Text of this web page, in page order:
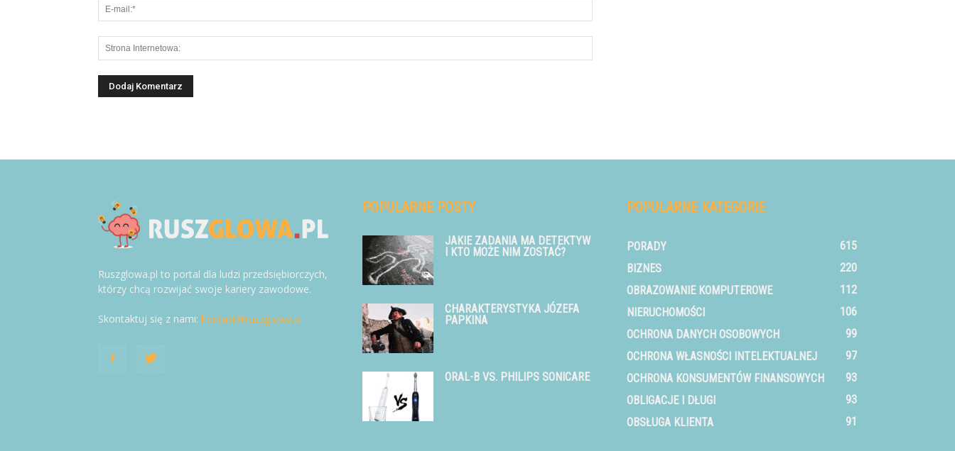
Ruszglowa.pl to portal dla ludzi przedsiębiorczych,
którzy chcą rozwijać swoje kariery zawodowe.
Skontaktuj się z nami: kontakt@ruszglowa.pl
POPULARNE POSTY
JAKIE ZADANIA MA DETEKTYW
I KTO MOŻE NIM ZOSTAĆ?
CHARAKTERYSTYKA JÓZEFA
PAPKINA
ORAL-B VS. PHILIPS SONICARE
POPULARNE KATEGORIE
PORADY
615
BIZNES
220
OBRAZOWANIE KOMPUTEROWE
112
NIERUCHOMOŚCI
106
OCHRONA DANYCH OSOBOWYCH
99
OCHRONA WŁASNOŚCI INTELEKTUALNEJ
97
OCHRONA KONSUMENTÓW FINANSOWYCH
93
OBLIGACJE I DŁUGI
93
OBSŁUGA KLIENTA
91